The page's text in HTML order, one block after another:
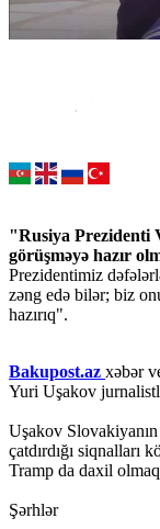
"Rusiya Prezidenti
görüşməyə hazır
Prezidentimiz
zəng edə bilər; biz
hazırıq".
Bakupost.az xəbər
Yuri Uşakov
Uşakov
çatdırdığı siqnalları
Tramp da daxil
Şərhlər